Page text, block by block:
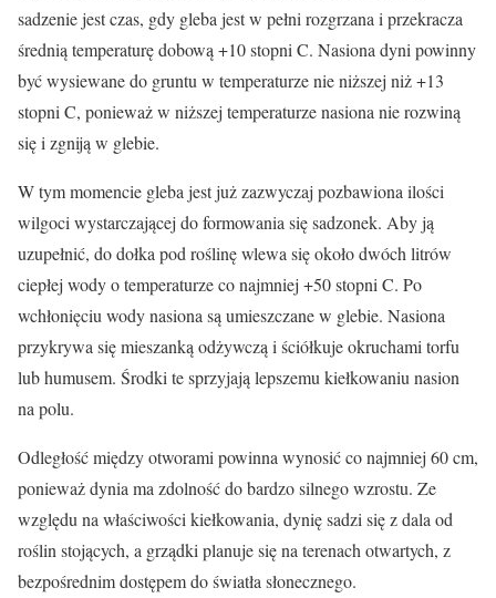
sadzenie jest czas, gdy gleba jest w pełni rozgrzana i przekracza
średnią temperaturę dobową +10 stopni C. Nasiona dyni powinny
być wysiewane do gruntu w temperaturze nie niższej niż +13
stopni C, ponieważ w niższej temperaturze nasiona nie rozwiną
się i zgniją w glebie.
W tym momencie gleba jest już zazwyczaj pozbawiona ilości
wilgoci wystarczającej do formowania się sadzonek. Aby ją
uzupełnić, do dołka pod roślinę wlewa się około dwóch litrów
ciepłej wody o temperaturze co najmniej +50 stopni C. Po
wchłonięciu wody nasiona są umieszczane w glebie. Nasiona
przykrywa się mieszanką odżywczą i ściółkuje okruchami torfu
lub humusem. Środki te sprzyjają lepszemu kiełkowaniu nasion
na polu.
Odległość między otworami powinna wynosić co najmniej 60 cm,
ponieważ dynia ma zdolność do bardzo silnego wzrostu. Ze
względu na właściwości kiełkowania, dynię sadzi się z dala od
roślin stojących, a grządki planuje się na terenach otwartych, z
bezpośrednim dostępem do światła słonecznego.